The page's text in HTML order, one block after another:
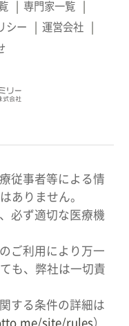
専門家一覧
シー
運営会社
従事者等による情
ありません。
必ず適切な医療機
ご利用により万一
も、弊社は一切責
する条件の詳細は
site/rules）